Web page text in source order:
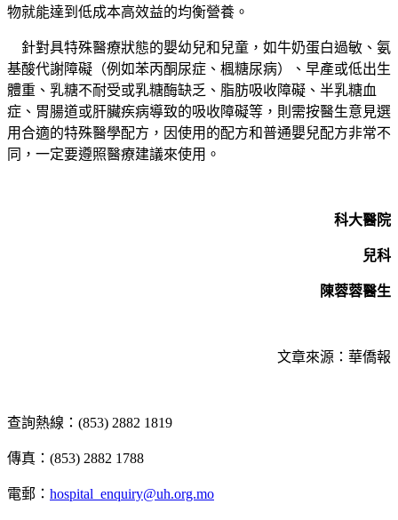
物就能達到低成本高效益的均衡營養。
針對具特殊醫療狀態的嬰幼兒和兒童，如牛奶蛋白過敏、氨
基酸代謝障礙（例如苯丙酮尿症、楓糖尿病）、早產或低出生
體重、乳糖不耐受或乳糖酶缺乏、脂肪吸收障礙、半乳糖血
症、胃腸道或肝臟疾病導致的吸收障礙等，則需按醫生意見選
用合適的特殊醫學配方，因使用的配方和普通嬰兒配方非常不
同，一定要遵照醫療建議來使用。
科大醫院
兒科
陳蓉蓉醫生
文章來源：華僑報
查詢熱線：(853) 2882 1819
傳真：(853) 2882 1788
電郵： hospital_enquiry@uh.org.mo